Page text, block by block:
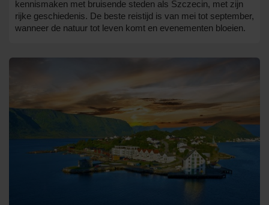
kennismaken met bruisende steden als Szczecin, met zijn
rijke geschiedenis. De beste reistijd is van mei tot september,
wanneer de natuur tot leven komt en evenementen bloeien.